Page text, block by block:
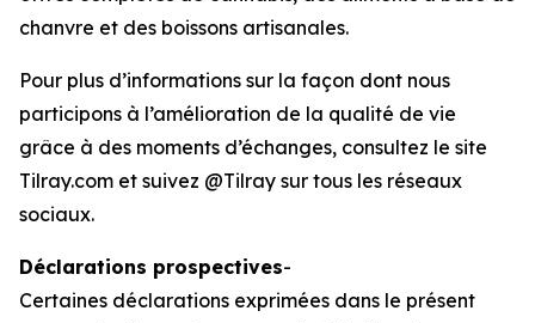
chanvre et des boissons artisanales.
Pour plus d’informations sur la façon dont nous
participons à l’amélioration de la qualité de vie
grâce à des moments d’échanges, consultez le site
Tilray.com et suivez @Tilray sur tous les réseaux
sociaux.
Déclarations prospectives-
Certaines déclarations exprimées dans le présent